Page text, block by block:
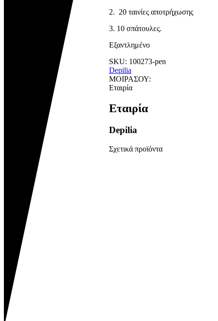
2. 20 ταινίες αποτρήχωσης
3. 10 σπάτουλες.
Εξαντλημένο
SKU: 100273-pen
Depilia
ΜΟΙΡΑΣΟΥ:
Εταιρία
Εταιρία
Depilia
Σχετικά προϊόντα